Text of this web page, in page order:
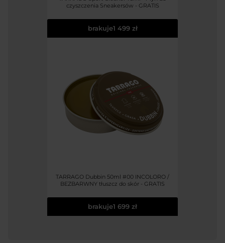
czyszczenia Sneakersów - GRATIS
brakuje1 499 zł
TARRAGO Dubbin 50ml #00 INCOLORO /
BEZBARWNY tłuszcz do skór - GRATIS
brakuje1 699 zł